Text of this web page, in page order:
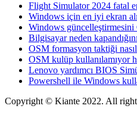
Flight Simulator 2024 fatal
Windows için en iyi ekran
Windows
Bilgisayar neden
OSM formasyon taktiği nasıl
OSM kulüp kullanılamıyor
Lenovo yardımcı BIOS
Powershell ile Windows
Copyright © Kiante 2022. All